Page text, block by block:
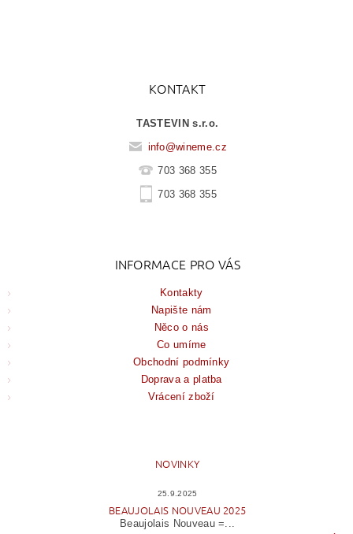
KONTAKT
TASTEVIN s.r.o.
info@wineme.cz
703 368 355
703 368 355
INFORMACE PRO VÁS
Kontakty
Napište nám
Něco o nás
Co umíme
Obchodní podmínky
Doprava a platba
Vrácení zboží
NOVINKY
25.9.2025
BEAUJOLAIS NOUVEAU 2025
Beaujolais Nouveau =...